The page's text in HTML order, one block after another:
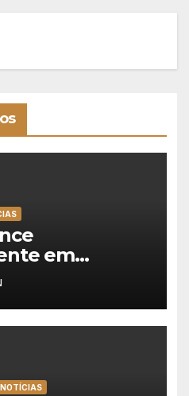
em
da Volta a
NOTÍCIAS